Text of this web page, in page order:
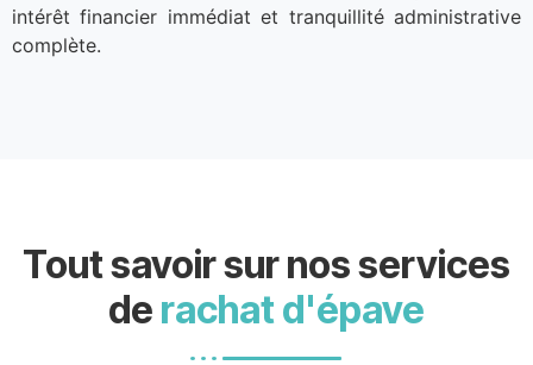
intérêt financier immédiat et tranquillité administrative
complète.
Tout savoir sur nos services
de rachat d'épave